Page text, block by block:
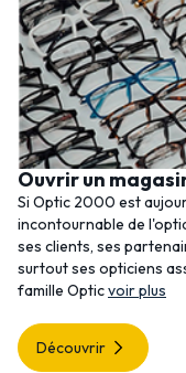
Ouvrir un
Si Optic 2000 est
incontournable de
ses clients, ses
surtout ses opticiens
famille Opticvoir plus
Découvrir